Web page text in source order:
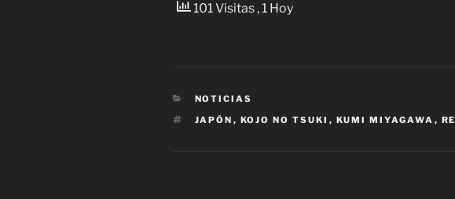
101 Visitas , 1 Hoy
CATEGORÍAS
NOTICIAS
ETIQUETAS
JAPÓN , KOJO NO TSUKI , KUMI MIYAGAWA ,